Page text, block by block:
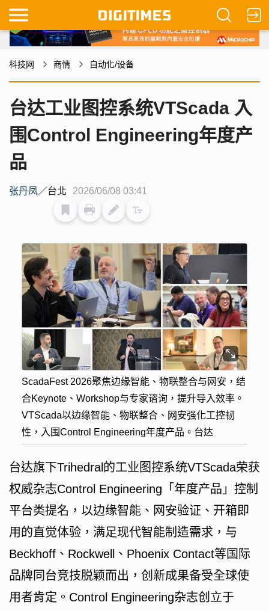
科技网 商情 自动化/设备
台达工业图控系统VTScada 入
围Control Engineering年度产
品
张丹凤／台北 2026/06/08 03:41
ScadaFest 2026聚焦边缘智能、物联整合与网安，结
合Keynote、Workshop与专家谘询，提升导入效率。
VTScada以边缘智能、物联整合、网安强化工控韧
性，入围Control Engineering年度产品。台达
台达旗下Trihedral的工业图控系统VTScada荣获
权威杂志Control Engineering「年度产品」控制
平台类提名，以边缘智能、网安验证、开箱即
用的直觉体验，满足现代智能制造需求，与
Beckhoff、Rockwell、Phoenix Contact等国际
品牌同台竞技脱颖而出，创新成果备受全球使
用者肯定。Control Engineering杂志创立于